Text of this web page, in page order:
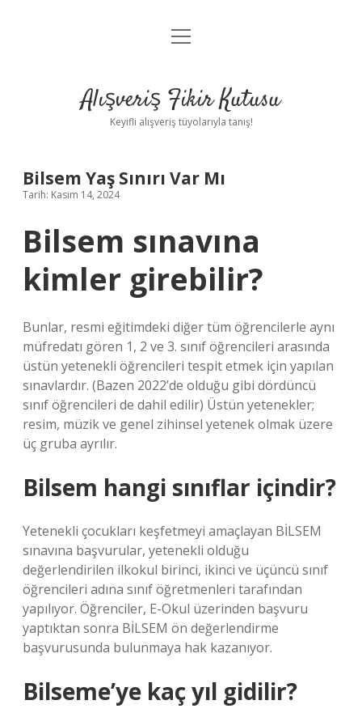
Anasayfa
Yasal Uyarı
menüyü
Alışveriş Fikir Kutusu
Keyifli alışveriş tüyolarıyla tanış!
Bilsem Yaş Sınırı Var Mı
Tarih: Kasım 14, 2024
Bilsem sınavına
kimler girebilir?
Bunlar, resmi eğitimdeki diğer tüm öğrencilerle aynı
müfredatı gören 1, 2 ve 3. sınıf öğrencileri arasında
üstün yetenekli öğrencileri tespit etmek için yapılan
sınavlardır. (Bazen 2022’de olduğu gibi dördüncü
sınıf öğrencileri de dahil edilir) Üstün yetenekler;
resim, müzik ve genel zihinsel yetenek olmak üzere
üç gruba ayrılır.
Bilsem hangi sınıflar içindir?
Yetenekli çocukları keşfetmeyi amaçlayan BİLSEM
sınavına başvurular, yetenekli olduğu
değerlendirilen ilkokul birinci, ikinci ve üçüncü sınıf
öğrencileri adına sınıf öğretmenleri tarafından
yapılıyor. Öğrenciler, E-Okul üzerinden başvuru
yaptıktan sonra BİLSEM ön değerlendirme
başvurusunda bulunmaya hak kazanıyor.
Bilseme’ye kaç yıl gidilir?